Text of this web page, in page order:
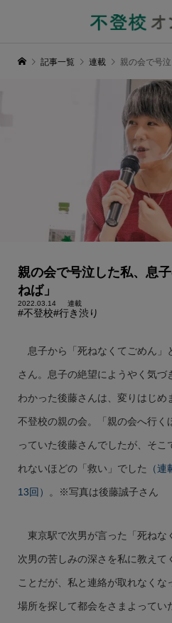
記事一覧 連載 親の会で号泣し
親の会で号泣した私、息
ねば」
2022.03.14 連載
#不登校#行き渋り
息子から「死ねなくてごめん」
さん。息子の絶望にようやく気づ
わかった後藤さんは、変りはじめ
不登校の親の会。「親の会へ行く
っていた後藤さんでしたが、そこ
れないほどの「救い」でした （
13回） 。※写真は後藤誠子さん
東京駅で次男が言った「死ねな
次男の苦しみの深さを私に教えて
ことだが、私と連絡が取れなくな
場所を探して都会をさまよってい